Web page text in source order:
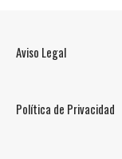
Aviso Legal
Política de Privacidad